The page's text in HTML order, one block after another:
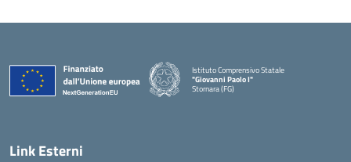
Istituto Comprensivo Statale
"Giovanni Paolo I"
Stornara (FG)
Link Esterni